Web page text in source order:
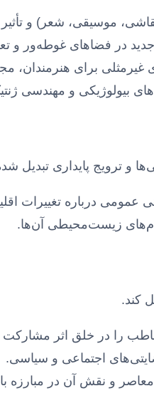
موسیقی، شعر) و تأثیر
جدید در فضاهای غوطه‌ور و
برای هنرمندان،
بیولوژیکی و مهندسی
و ترویج پایداری تبدیل
عمومی درباره تغییرات
زیست‌محیطی آن‌ها.
کند.
را در خلق اثر مشارکت
اجتماعی و سیاسی.
و نقش آن در مبارزه